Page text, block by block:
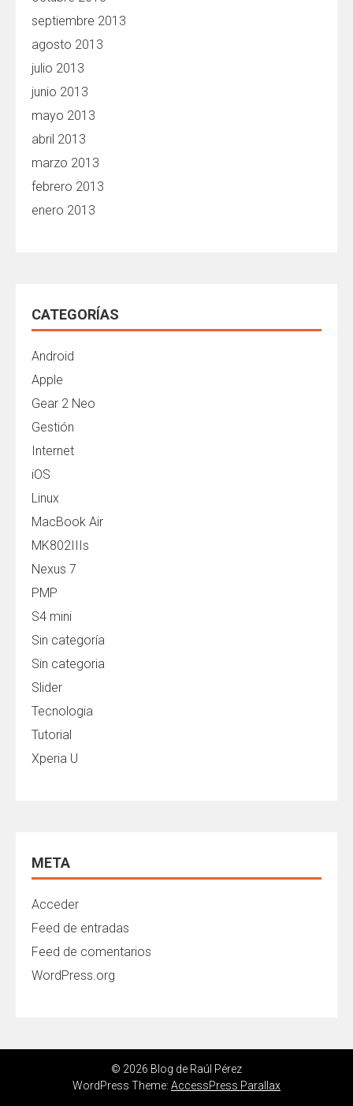
septiembre 2013
agosto 2013
julio 2013
junio 2013
mayo 2013
abril 2013
marzo 2013
febrero 2013
enero 2013
CATEGORÍAS
Android
Apple
Gear 2 Neo
Gestión
Internet
iOS
Linux
MacBook Air
MK802IIIs
Nexus 7
PMP
S4 mini
Sin categoría
Sin categoria
Slider
Tecnologia
Tutorial
Xperia U
META
Acceder
Feed de entradas
Feed de comentarios
WordPress.org
© 2026 Blog de Raúl Pérez
WordPress Theme: AccessPress Parallax